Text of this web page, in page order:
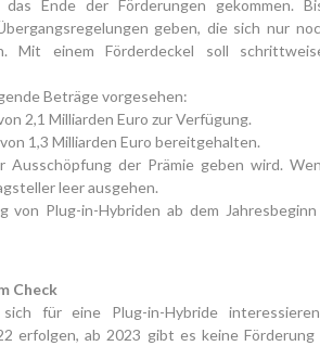
Ende der Förderungen gekommen.
geben, die sich nur
Mit einem Förderdeckel soll
Beträge vorgesehen:
2,1 Milliarden Euro zur Verfügung.
1,3 Milliarden Euro bereitgehalten.
der Prämie geben wird.
leer ausgehen.
von Plug-in-Hybriden ab dem
Check
für eine Plug-in-Hybride
erfolgen, ab 2023 gibt es keine Förderung